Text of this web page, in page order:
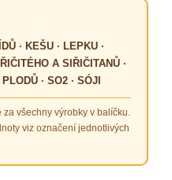
· KEŠU · LEPKU ·
A SIŘIČITANŮ ·
· SO2 · SÓJI
všechny výrobky v balíčku.
viz označení jednotlivých